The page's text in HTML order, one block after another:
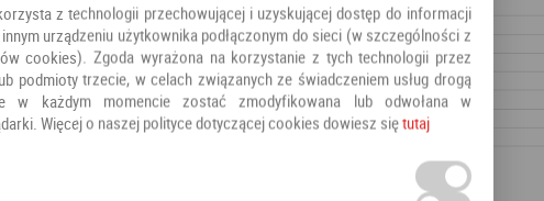
z technologii przechowującej i uzyskującej dostęp do informacji
urządzeniu użytkownika podłączonym do sieci (w szczególności z
cookies). Zgoda wyrażona na korzystanie z tych technologii przez
podmioty trzecie, w celach związanych ze świadczeniem usług drogą
w każdym momencie zostać zmodyfikowana lub odwołana w
Więcej o naszej polityce dotyczącej cookies dowiesz siętutaj